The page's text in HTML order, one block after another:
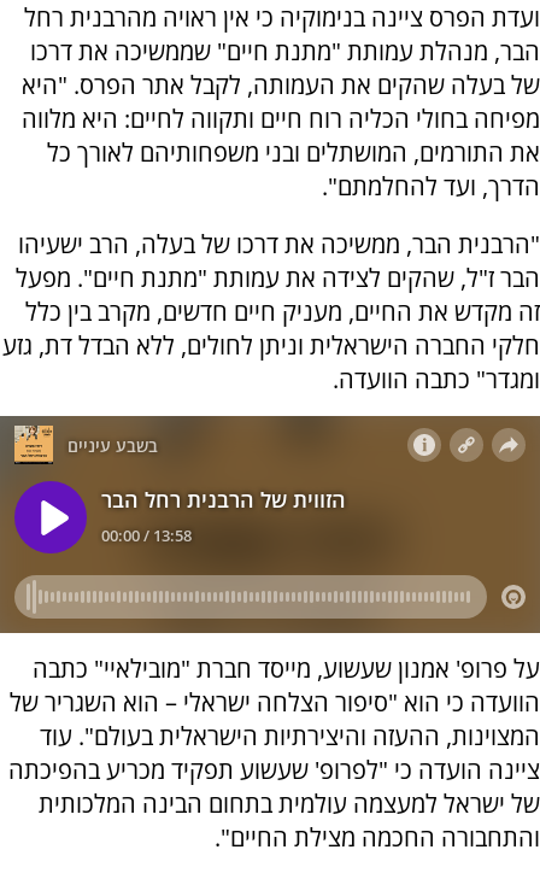
ועדת הפרס ציינה בנימוקיה כי אין ראויה מהרבנית רחל
הבר, מנהלת עמותת "מתנת חיים" שממשיכה את דרכו
של בעלה שהקים את העמותה, לקבל אתר הפרס. "היא
מפיחה בחולי הכליה רוח חיים ותקווה לחיים: היא מלווה
את התורמים, המושתלים ובני משפחותיהם לאורך כל
הדרך, ועד להחלמתם".
"הרבנית הבר, ממשיכה את דרכו של בעלה, הרב ישעיהו
הבר ז"ל, שהקים לצידה את עמותת "מתנת חיים". מפעל
זה מקדש את החיים, מעניק חיים חדשים, מקרב בין כלל
חלקי החברה הישראלית וניתן לחולים, ללא הבדל דת, גזע
ומגדר" כתבה הוועדה.
על פרופ' אמנון שעשוע, מייסד חברת "מובילאיי" כתבה
הוועדה כי הוא "סיפור הצלחה ישראלי – הוא השגריר של
המצוינות, ההעזה והיצירתיות הישראלית בעולם". עוד
ציינה הועדה כי "לפרופ' שעשוע תפקיד מכריע בהפיכתה
של ישראל למעצמה עולמית בתחום הבינה המלכותית
והתחבורה החכמה מצילת החיים".